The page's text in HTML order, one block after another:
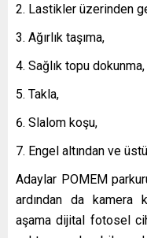
Lastikler üzerinden
Ağırlık taşıma,
Sağlık topu dokunma,
Takla,
Slalom koşu,
Engel altından ve
Adaylar POMEM
ardından da kamera
aşama dijital fotosel